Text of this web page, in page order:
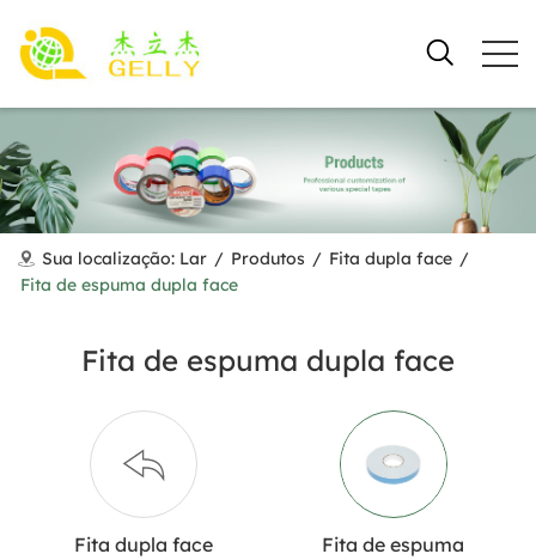
Sua localização: Lar / Produtos / Fita dupla face /
Fita de espuma dupla face
Fita de espuma dupla face
Fita dupla face
Fita de espuma